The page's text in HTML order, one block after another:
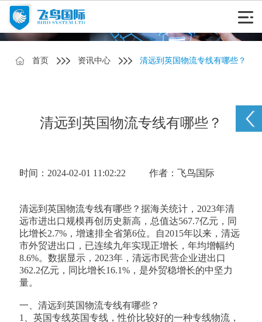
首页 资讯中心 清远到英国物流专线有哪些？
清远到英国物流专线有哪些？
时间：2024-02-01 11:02:22 作者：飞鸟国际
清远到英国物流专线有哪些？据海关统计，2023年清
远市进出口规模再创历史新高，总值达567.7亿元，同
比增长2.7%，增速排全省第6位。自2015年以来，清远
市外贸进出口，已连续九年实现正增长，年均增幅约
8.6%。数据显示，2023年，清远市民营企业进出口
362.2亿元，同比增长16.1%，是外贸稳增长的中坚力
量。
一、清远到英国物流专线有哪些？
1、英国专线英国专线，性价比较好的一种专线物流，